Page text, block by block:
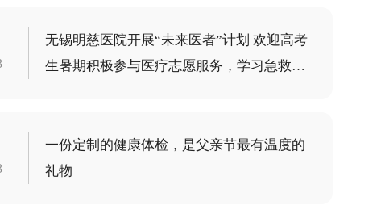
无锡明慈医院开展“未来医者”计划 欢迎高考
生暑期积极参与医疗志愿服务，学习急救技
一份定制的健康体检，是父亲节最有温度的
礼物